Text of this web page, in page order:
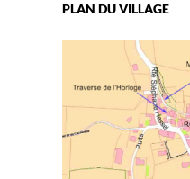
PLAN DU VILLAGE